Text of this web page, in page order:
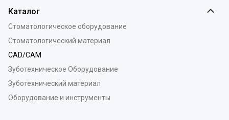
Каталог
Стоматологическое оборудование
Стоматологический материал
CAD/CAM
Зуботехническое Оборудование
Зуботехнический материал
Оборудование и инструменты